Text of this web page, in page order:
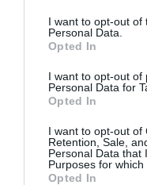
I want to opt-out of
Personal Data.
Opted In
I want to opt-out of
Personal Data for
Opted In
I want to opt-out of
Retention, Sale,
Personal Data that
Purposes for which
Opted In
Cum își bat joc
de români din
Două românce,
pentru furt din
AȚI